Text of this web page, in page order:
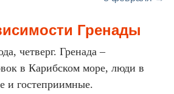
Гренады
четверг. Гренада –
в Карибском море, люди в
и гостеприимные.